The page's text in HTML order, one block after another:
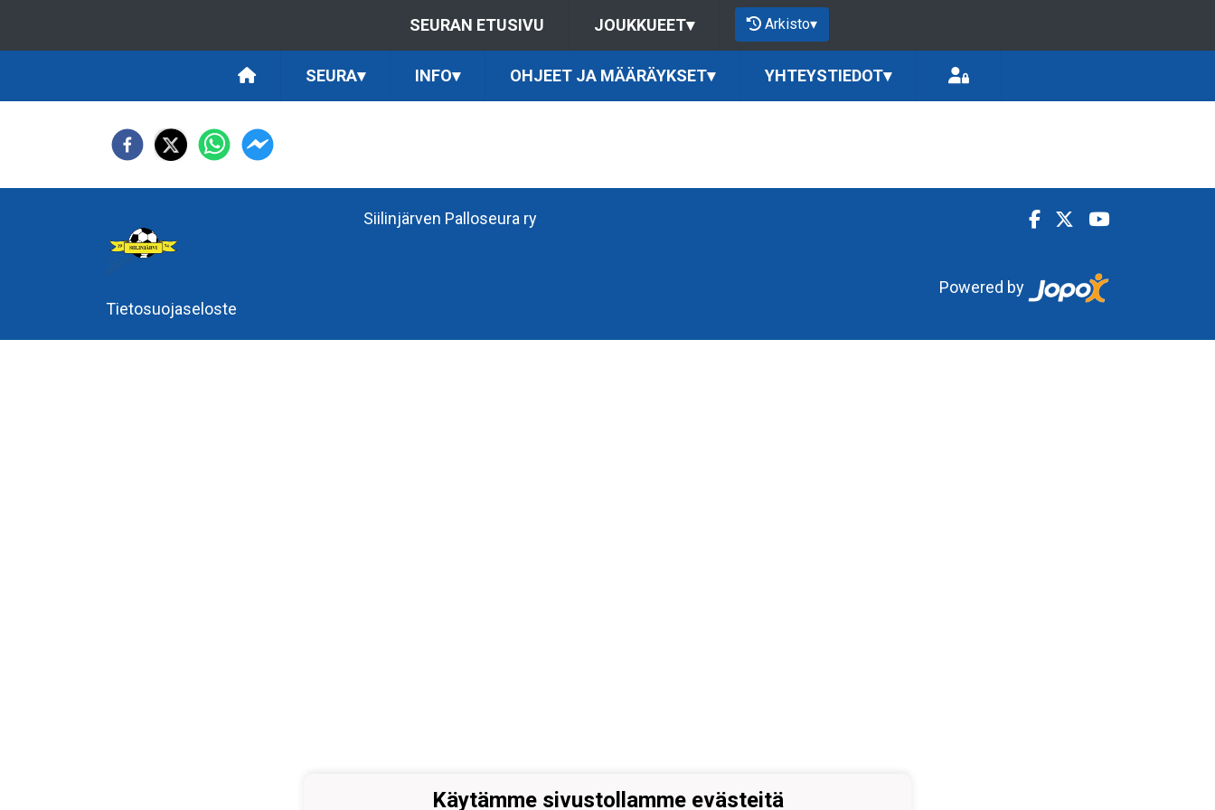
SEURAN ETUSIVU JOUKKUEET▾ Arkisto▾
SEURA▾ INFO▾ OHJEET JA MÄÄRÄYKSET▾ YHTEYSTIEDOT▾
Tietosuojaseloste
Siilinjärven Palloseura ry
Powered by
Käytämme sivustollamme evästeitä